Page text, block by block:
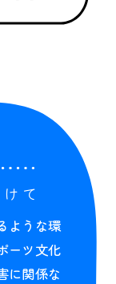
て
ような環
ーツ文化
に関係な